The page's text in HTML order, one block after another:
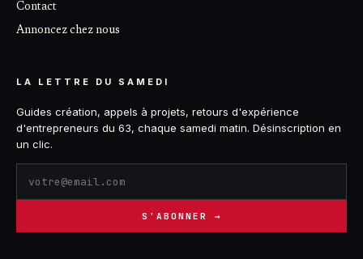
Contact
Annoncez chez nous
LA LETTRE DU SAMEDI
Guides création, appels à projets, retours d'expérience
d'entrepreneurs du 63, chaque samedi matin. Désinscription en
un clic.
S'ABONNER →